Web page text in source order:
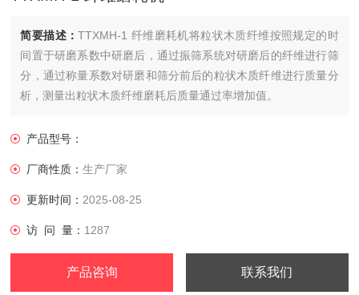
简要描述：TTXMH-1 纤维磨耗机将粒状木质纤维按照规定的时
间置于研磨系数中研磨后，通过振筛系统对研磨后的纤维进行筛
分，通过称量系数对研磨和筛分前后的粒状木质纤维进行质量分
析，测量出粒状木质纤维磨耗后质量通过率增加值。
产品型号：
厂商性质：生产厂家
更新时间： 2025-08-25
访 问 量： 1287
产品咨询 联系我们